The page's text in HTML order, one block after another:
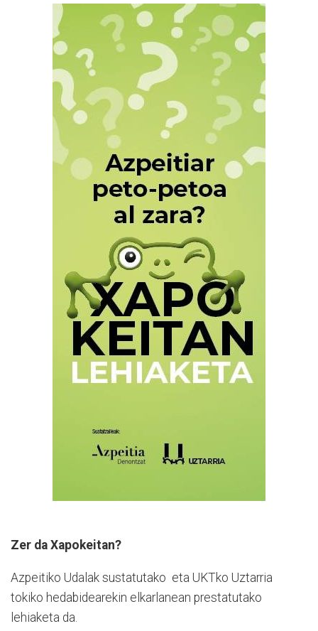
Zer da Xapokeitan?
Azpeitiko Udalak sustatutako eta UKTko Uztarria
tokiko hedabidearekin elkarlanean prestatutako
lehiaketa da.